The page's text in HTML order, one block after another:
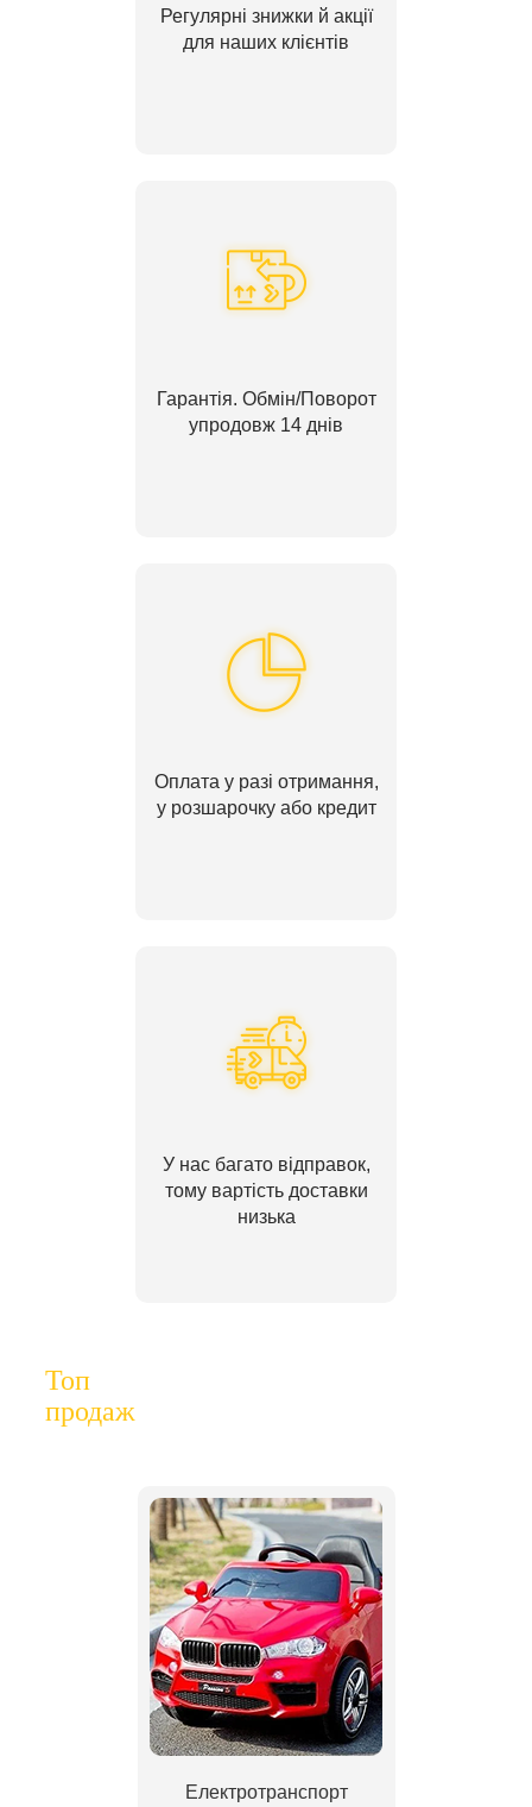
Регулярні знижки й акції
для наших клієнтів
Гарантія. Обмін/Поворот
упродовж 14 днів
Оплата у разі отримання,
у розшарочку або кредит
У нас багато відправок,
тому вартість доставки
низька
Топ
продаж
Електротранспорт